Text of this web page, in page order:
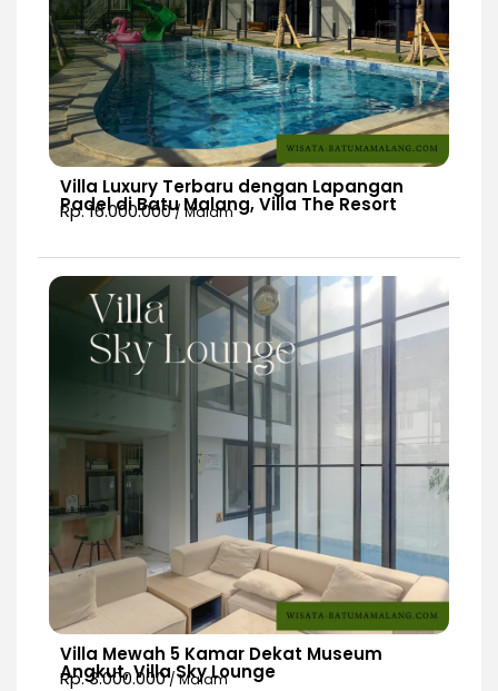
Villa Luxury Terbaru dengan Lapangan
Padel di Batu Malang, Villa The Resort
Rp. 16.000.000/ Malam
Villa Mewah 5 Kamar Dekat Museum
Angkut, Villa Sky Lounge
Rp. 3.000.000/ Malam